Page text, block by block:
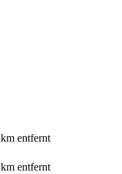
km entfernt
km entfernt